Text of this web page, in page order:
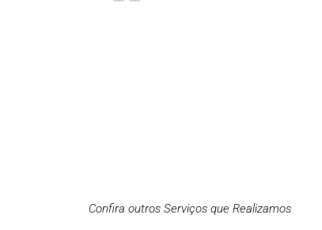
Confira outros Serviços que Realizamos